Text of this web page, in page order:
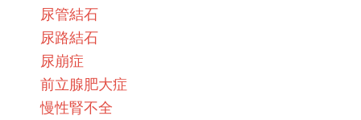
尿管結石
尿路結石
尿崩症
前立腺肥大症
慢性腎不全